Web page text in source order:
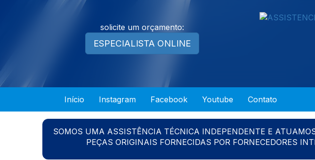
solicite um orçamento:
ESPECIALISTA ONLINE
Início Instagram Facebook Youtube Contato
SOMOS UMA ASSISTÊNCIA TÉCNICA INDEPENDENTE E
PEÇAS ORIGINAIS FORNECIDAS POR FORNECEDORES